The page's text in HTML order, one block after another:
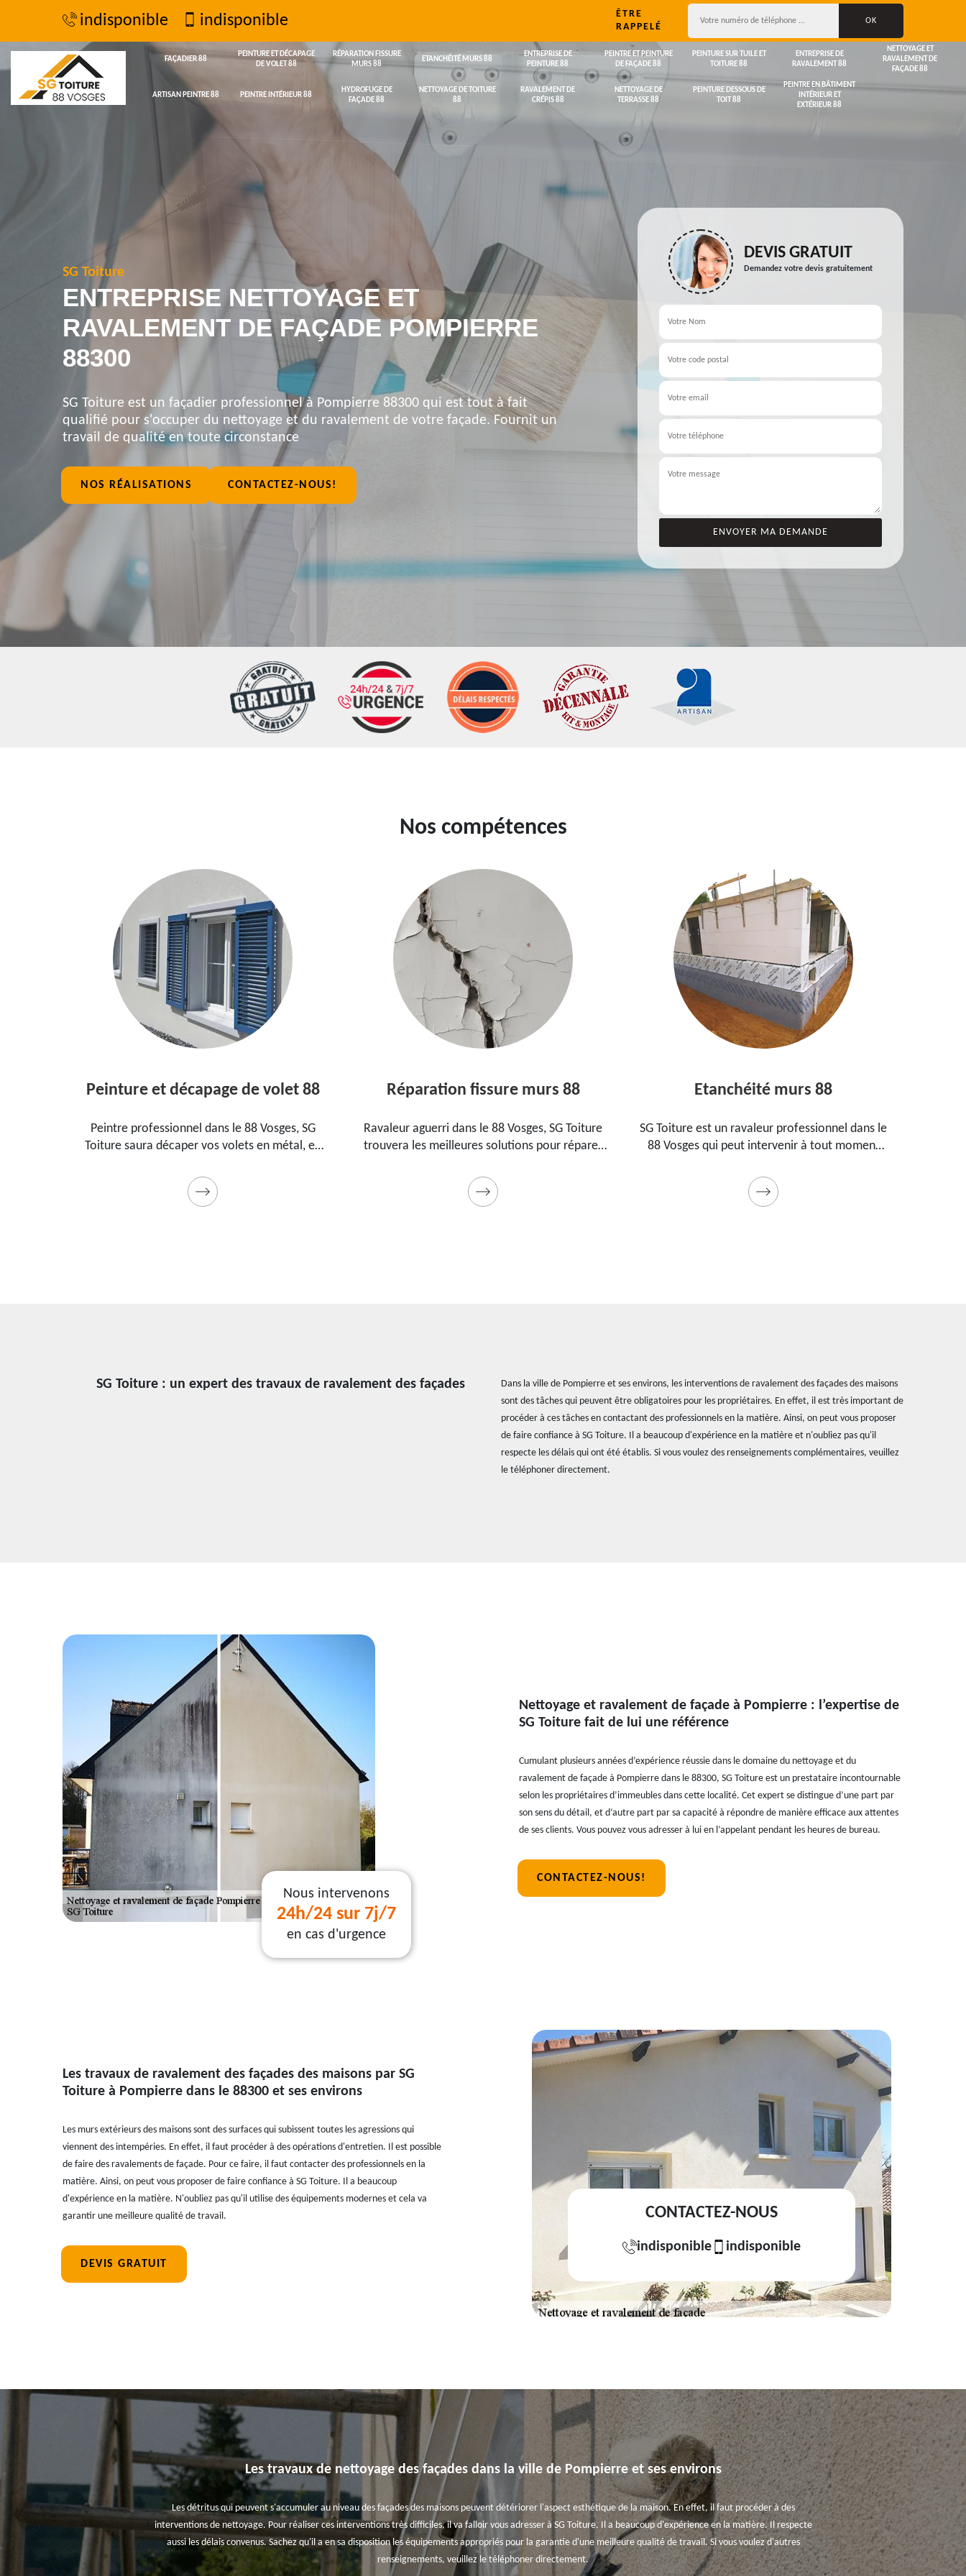
indisponible indisponible
ÊTRE
RAPPELÉ
FAÇADIER 88
PEINTURE ET DÉCAPAGE
DE VOLET 88
RÉPARATION FISSURE
MURS 88
ETANCHÉITÉ MURS 88
ENTREPRISE DE
PEINTURE 88
PEINTRE ET PEINTURE
DE FAÇADE 88
PEINTURE SUR TUILE ET
TOITURE 88
ENTREPRISE DE
RAVALEMENT 88
NETTOYAGE ET
RAVALEMENT DE
FAÇADE 88
ARTISAN PEINTRE 88 PEINTRE INTÉRIEUR 88
HYDROFUGE DE
FAÇADE 88
NETTOYAGE DE TOITURE
88
RAVALEMENT DE
CRÉPIS 88
NETTOYAGE DE
TERRASSE 88
PEINTURE DESSOUS DE
TOIT 88
PEINTRE EN BÂTIMENT
INTÉRIEUR ET
EXTÉRIEUR 88
SG Toiture
ENTREPRISE NETTOYAGE ET
RAVALEMENT DE FAÇADE POMPIERRE
88300
SG Toiture est un façadier professionnel à Pompierre 88300 qui est tout à fait
qualifié pour s'occuper du nettoyage et du ravalement de votre façade. Fournit un
travail de qualité en toute circonstance
NOS RÉALISATIONS CONTACTEZ-NOUS!
DEVIS GRATUIT
Demandez votre devis gratuitement
Nos compétences
Peinture et décapage de volet 88
Peintre professionnel dans le 88 Vosges, SG
Toiture saura décaper vos volets en métal, en
Utilise des produits et des peintures de qualité.
Devis détaillé offert
Réparation fissure murs 88
Ravaleur aguerri dans le 88 Vosges, SG Toiture
trouvera les meilleures solutions pour réparer
qualité et des matériels professionnels. Travaux
garantis décennaux
Etanchéité murs 88
SG Toiture est un ravaleur professionnel dans le
88 Vosges qui peut intervenir à tout moment
pas cher pour ce faire
SG Toiture : un expert des travaux de ravalement des façades
Dans la ville de Pompierre et ses environs, les interventions de ravalement des façades des maisons
sont des tâches qui peuvent être obligatoires pour les propriétaires. En effet, il est très important de
procéder à ces tâches en contactant des professionnels en la matière. Ainsi, on peut vous proposer
de faire confiance à SG Toiture. Il a beaucoup d'expérience en la matière et n'oubliez pas qu'il
respecte les délais qui ont été établis. Si vous voulez des renseignements complémentaires, veuillez
le téléphoner directement.
Nous intervenons
24h/24 sur 7j/7
en cas d'urgence
Nettoyage et ravalement de façade à Pompierre : l’expertise de
SG Toiture fait de lui une référence
Cumulant plusieurs années d’expérience réussie dans le domaine du nettoyage et du
ravalement de façade à Pompierre dans le 88300, SG Toiture est un prestataire incontournable
selon les propriétaires d’immeubles dans cette localité. Cet expert se distingue d’une part par
son sens du détail, et d’autre part par sa capacité à répondre de manière efficace aux attentes
de ses clients. Vous pouvez vous adresser à lui en l’appelant pendant les heures de bureau.
CONTACTEZ-NOUS!
Les travaux de ravalement des façades des maisons par SG
Toiture à Pompierre dans le 88300 et ses environs
Les murs extérieurs des maisons sont des surfaces qui subissent toutes les agressions qui
viennent des intempéries. En effet, il faut procéder à des opérations d'entretien. Il est possible
de faire des ravalements de façade. Pour ce faire, il faut contacter des professionnels en la
matière. Ainsi, on peut vous proposer de faire confiance à SG Toiture. Il a beaucoup
d'expérience en la matière. N'oubliez pas qu'il utilise des équipements modernes et cela va
garantir une meilleure qualité de travail.
DEVIS GRATUIT
CONTACTEZ-NOUS
indisponible indisponible
Les travaux de nettoyage des façades dans la ville de Pompierre et ses environs
Les détritus qui peuvent s'accumuler au niveau des façades des maisons peuvent détériorer l'aspect esthétique de la maison. En effet, il faut procéder à des
interventions de nettoyage. Pour réaliser ces interventions très difficiles, il va falloir vous adresser à SG Toiture. Il a beaucoup d'expérience en la matière. Il respecte
aussi les délais convenus. Sachez qu'il a en sa disposition les équipements appropriés pour la garantie d'une meilleure qualité de travail. Si vous voulez d'autres
renseignements, veuillez le téléphoner directement.